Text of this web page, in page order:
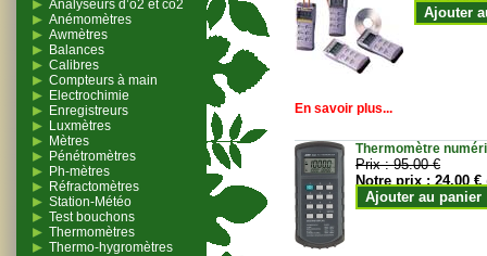
Analyseurs d’o2 et co2
Anémomètres
Awmètres
Balances
Calibres
Compteurs à main
Electrochimie
Enregistreurs
Luxmètres
Mètres
Pénétromètres
Ph-mètres
Réfractomètres
Station-Météo
Test bouchons
Thermomètres
Thermo-hygromètres
Ajouter
En savoir plus...
Thermomètre
Prix :95.00 €
Notre prix :24.00 €
Ajouter au panier